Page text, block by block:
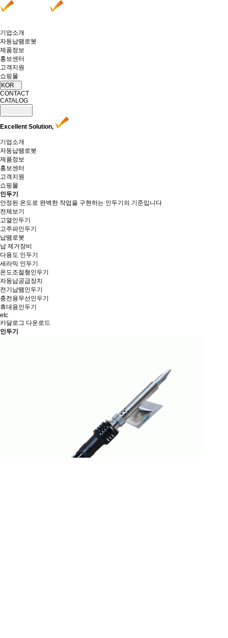
기업소개
자동납땜로봇
제품정보
홍보센터
고객지원
쇼핑몰
KOR
CONTACT
CATALOG
Excellent Solution,
기업소개
자동납땜로봇
제품정보
홍보센터
고객지원
쇼핑몰
인두기
안정된 온도로 완벽한 작업을 구현하는 인두기의 기준입니다
전체보기
고열인두기
고주파인두기
납땜로봇
납 제거장비
다용도 인두기
세라믹 인두기
온도조절형인두기
자동납공급장치
전기납땜인두기
충전용무선인두기
휴대용인두기
etc
카달로그 다운로드
인두기